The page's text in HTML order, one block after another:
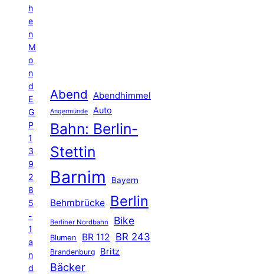
h
e
n
M
o
n
d
E
G
P
1
3
9
2
8
5
-
1
a
n
d
Abend Abendhimmel
Angermünde Auto
Bahn: Berlin-
Stettin
Barnim Bayern
Behmbrücke Berlin
Berliner Nordbahn Bike
Blumen BR 112 BR 243
Brandenburg Britz
Bäcker